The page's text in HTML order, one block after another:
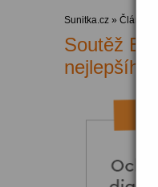
Sunitka.cz » Články
Soutěž
nejlepšího